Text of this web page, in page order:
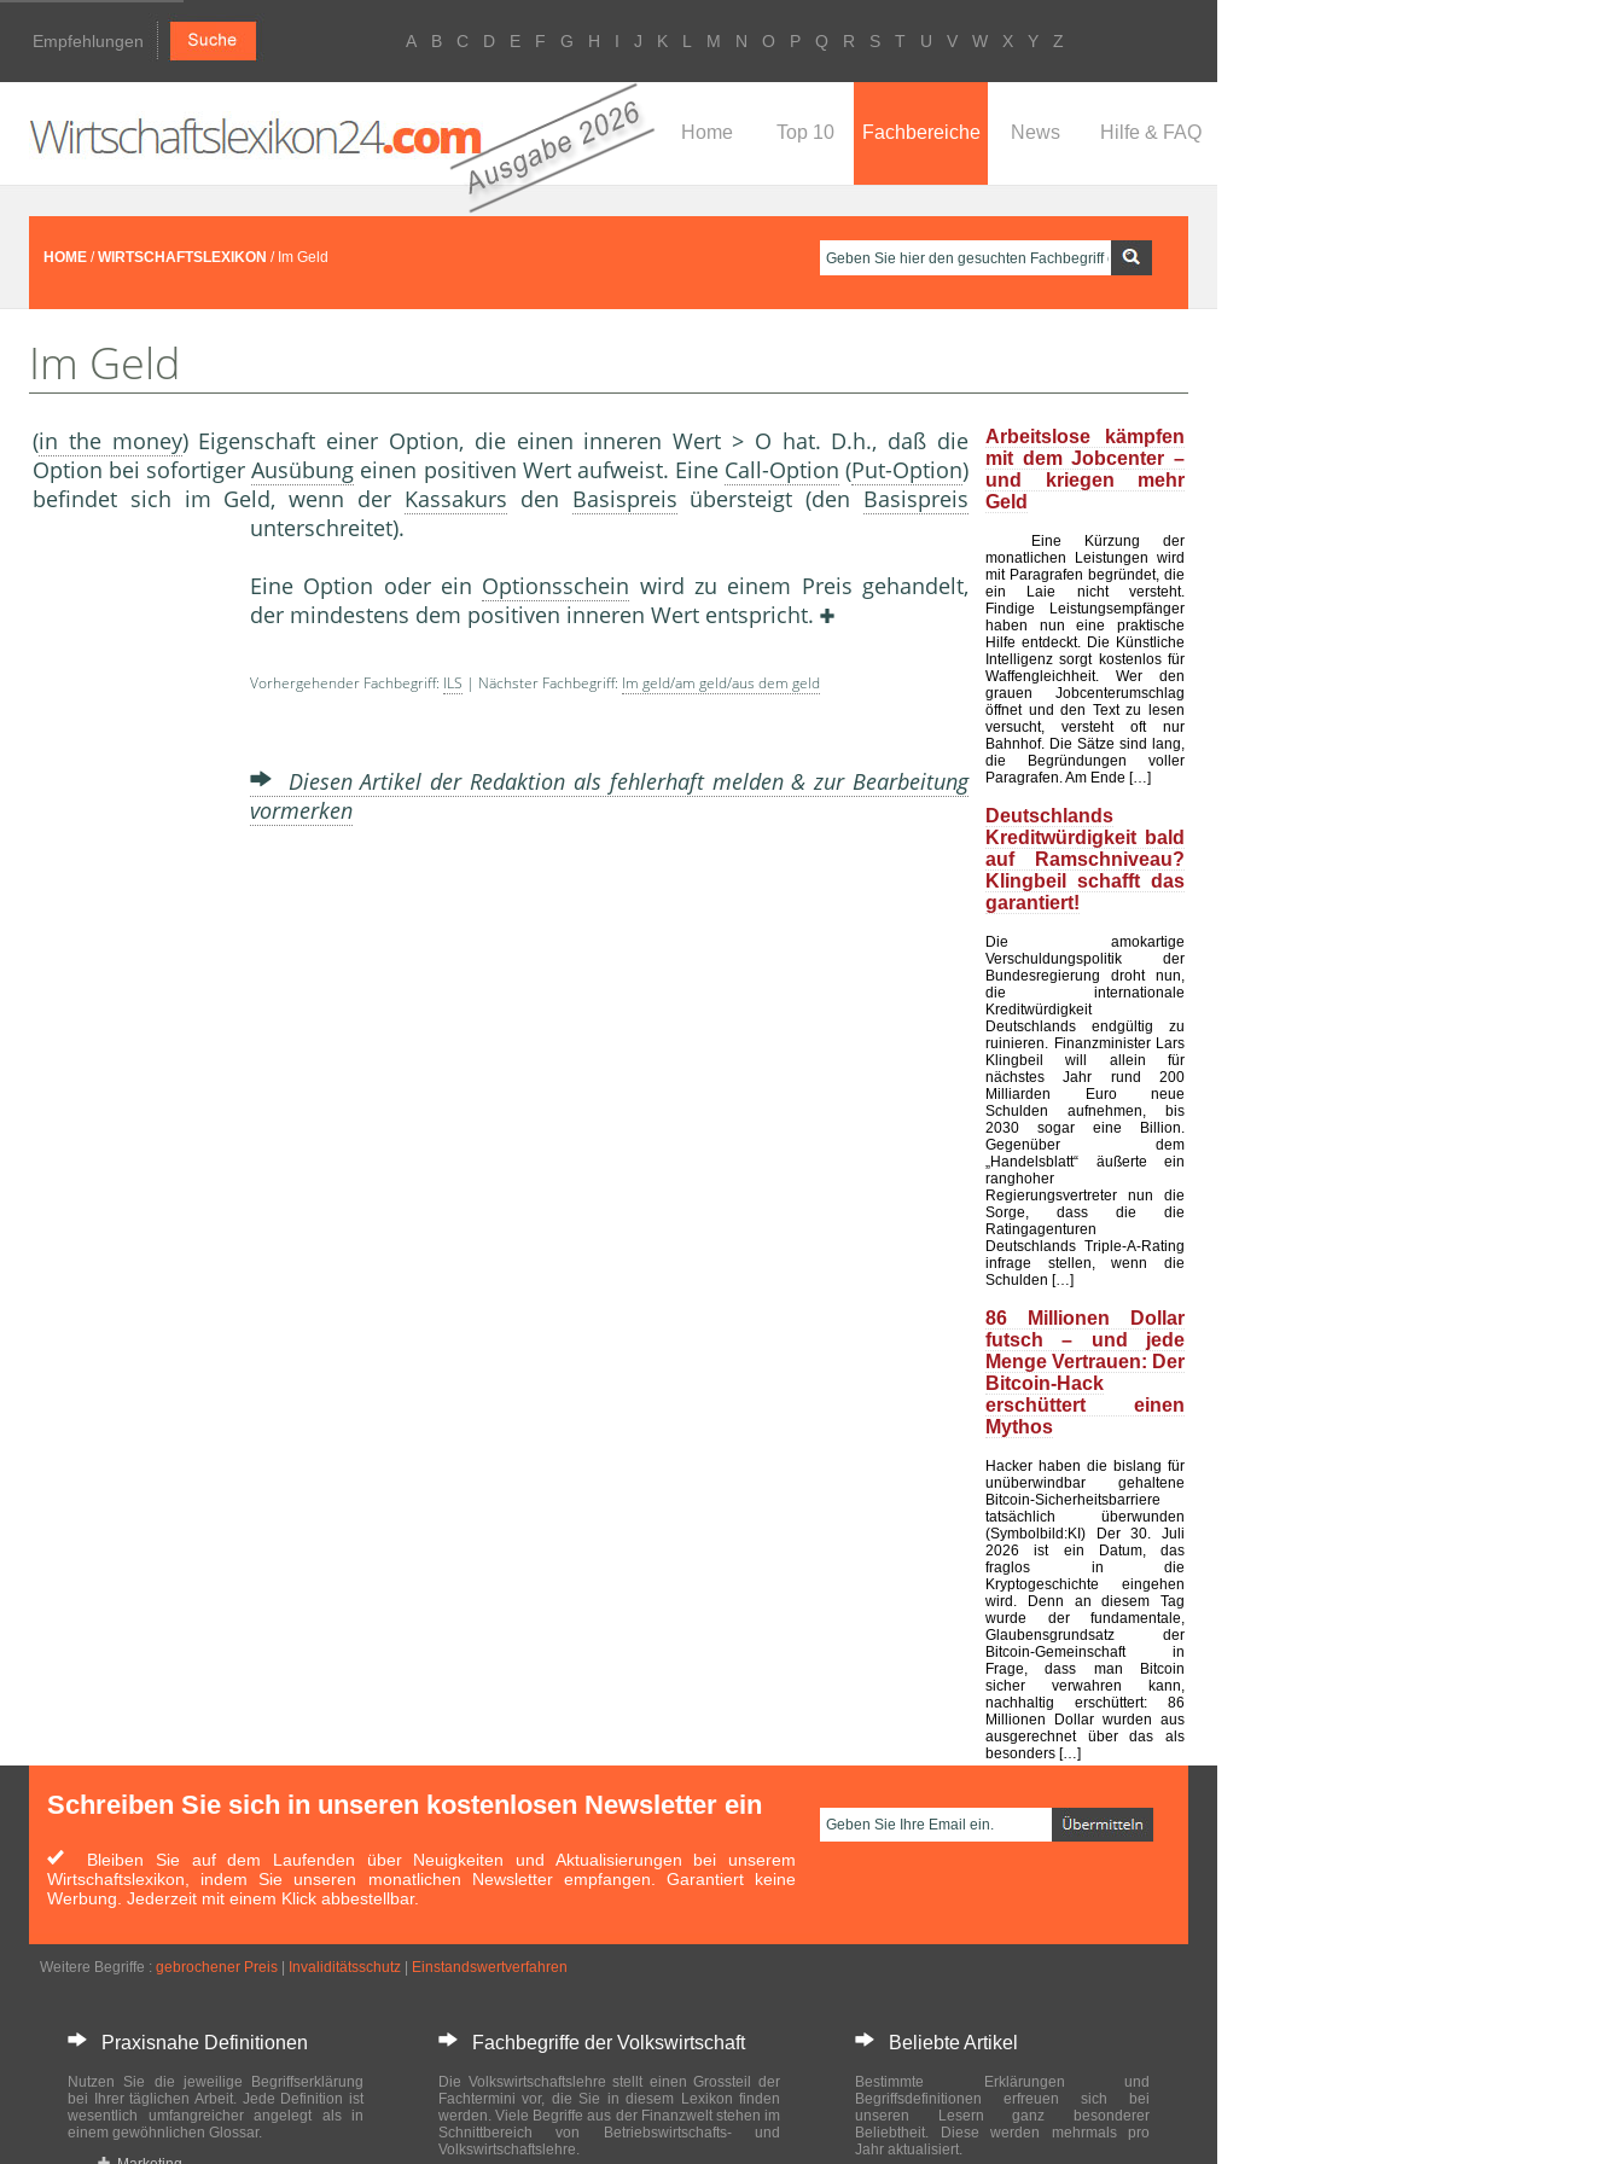
Empfehlungen A B C D E F G H I J K L M N O P Q R S T U V W X Y Z
Home Top 10 Fachbereiche News Hilfe & FAQ
HOME /WIRTSCHAFTSLEXIKON / Im Geld
Im Geld
(in the money) Eigenschaft einer Option, die einen inneren Wert > O hat. D.h., daß die
Option bei sofortigerAusübung einen positiven Wert aufweist. Eine Call-Option (Put-Option)
befindet sich im Geld, wenn der Kassakurs den Basispreis übersteigt (den Basispreis
unterschreitet).
Eine Option oder ein Optionsschein wird zu einem Preis gehandelt,
der mindestens dem positiven inneren Wert entspricht.
Vorhergehender Fachbegriff: ILS | Nächster Fachbegriff: Im geld/am geld/aus dem geld
Diesen Artikel der Redaktion als fehlerhaft melden & zur Bearbeitung
vormerken
Arbeitslose kämpfen
mit dem Jobcenter –
und kriegen mehr
Geld
Eine Kürzung der
monatlichen Leistungen wird
mit Paragrafen begründet, die
ein Laie nicht versteht.
Findige Leistungsempfänger
haben nun eine praktische
Hilfe entdeckt. Die Künstliche
Intelligenz sorgt kostenlos für
Waffengleichheit. Wer den
grauen Jobcenterumschlag
öffnet und den Text zu lesen
versucht, versteht oft nur
Bahnhof. Die Sätze sind lang,
die Begründungen voller
Paragrafen. Am Ende […]
Deutschlands
Kreditwürdigkeit bald
auf Ramschniveau?
Klingbeil schafft das
garantiert!
Die amokartige
Verschuldungspolitik der
Bundesregierung droht nun,
die internationale
Kreditwürdigkeit
Deutschlands endgültig zu
ruinieren. Finanzminister Lars
Klingbeil will allein für
nächstes Jahr rund 200
Milliarden Euro neue
Schulden aufnehmen, bis
2030 sogar eine Billion.
Gegenüber dem
„Handelsblatt“ äußerte ein
ranghoher
Regierungsvertreter nun die
Sorge, dass die die
Ratingagenturen
Deutschlands Triple-A-Rating
infrage stellen, wenn die
Schulden […]
86 Millionen Dollar
futsch – und jede
Menge Vertrauen: Der
Bitcoin-Hack
erschüttert einen
Mythos
Hacker haben die bislang für
unüberwindbar gehaltene
Bitcoin-Sicherheitsbarriere
tatsächlich überwunden
(Symbolbild:KI) Der 30. Juli
2026 ist ein Datum, das
fraglos in die
Kryptogeschichte eingehen
wird. Denn an diesem Tag
wurde der fundamentale,
Glaubensgrundsatz der
Bitcoin-Gemeinschaft in
Frage, dass man Bitcoin
sicher verwahren kann,
nachhaltig erschüttert: 86
Millionen Dollar wurden aus
ausgerechnet über das als
besonders […]
Schreiben Sie sich in unseren kostenlosen Newsletter ein
Bleiben Sie auf dem Laufenden über Neuigkeiten und Aktualisierungen bei unserem
Wirtschaftslexikon, indem Sie unseren monatlichen Newsletter empfangen. Garantiert keine
Werbung. Jederzeit mit einem Klick abbestellbar.
Weitere Begriffe : gebrochener Preis Invaliditätsschutz Einstandswertverfahren
Praxisnahe Definitionen
Nutzen Sie die jeweilige Begriffserklärung
bei Ihrer täglichen Arbeit. Jede Definition ist
wesentlich umfangreicher angelegt als in
einem gewöhnlichen Glossar.
Fachbegriffe der Volkswirtschaft
Die Volkswirtschaftslehre stellt einen Grossteil der
Fachtermini vor, die Sie in diesem Lexikon finden
werden. Viele Begriffe aus der Finanzwelt stehen im
Schnittbereich von Betriebswirtschafts- und
Volkswirtschaftslehre.
Beliebte Artikel
Bestimmte Erklärungen und
Begriffsdefinitionen erfreuen sich bei
unseren Lesern ganz besonderer
Beliebtheit. Diese werden mehrmals pro
Jahr aktualisiert.